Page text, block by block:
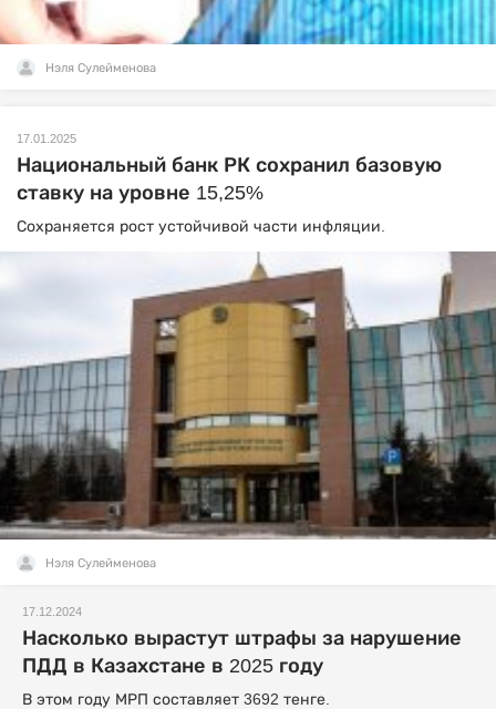
Нэля Сулейменова
17.01.2025
Национальный банк РК сохранил базовую
ставку на уровне 15,25%
Сохраняется рост устойчивой части инфляции.
Нэля Сулейменова
17.12.2024
Насколько вырастут штрафы за нарушение
ПДД в Казахстане в 2025 году
В этом году МРП составляет 3692 тенге.